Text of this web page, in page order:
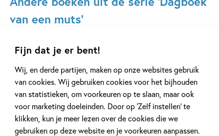
Fijn dat je er bent!
Wij, en derde partijen, maken op onze websites gebruik
van cookies. Wij gebruiken cookies voor het bijhouden
van statistieken, om voorkeuren op te slaan, maar ook
voor marketing doeleinden. Door op ‘Zelf instellen’ te
klikken, kun je meer lezen over de cookies die we
gebruiken op deze website en je voorkeuren aanpassen.
van een muts'
Deel 16 Deel 15